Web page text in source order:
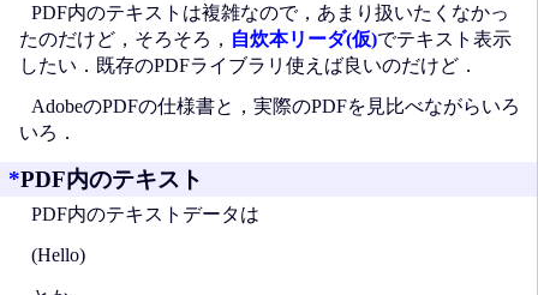
PDF内のテキストは複雑なので，あまり扱いたくなかっ
たのだけど，そろそろ， 自炊本リーダ(仮)でテキスト表示
したい．既存のPDFライブラリ使えば良いのだけど．
AdobeのPDFの仕様書と，実際のPDFを見比べながらいろ
いろ．
*PDF内のテキスト
PDF内のテキストデータは
(Hello)